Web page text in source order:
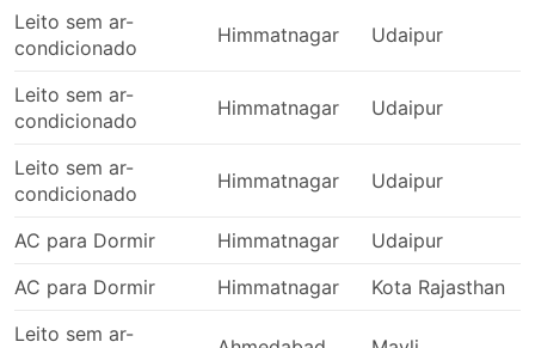
Leito sem ar-
condicionado
Himmatnagar Udaipur
Leito sem ar-
condicionado
Himmatnagar Udaipur
Leito sem ar-
condicionado
Himmatnagar Udaipur
AC para Dormir Himmatnagar
Udaipur
AC para Dormir
Himmatnagar
Kota Rajasthan
Leito sem ar-